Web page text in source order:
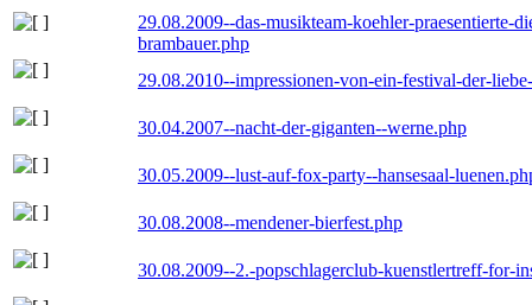
29.08.2009--das-musikteam-koehler-praesentierte-
brambauer.php
29.08.2010--impressionen-von-ein-festival-der-
30.04.2007--nacht-der-giganten--werne.php
30.05.2009--lust-auf-fox-party--hansesaal-
30.08.2008--mendener-bierfest.php
30.08.2009--2.-popschlagerclub-kuenstlertreff-for-